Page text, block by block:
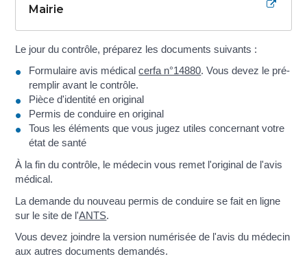
Mairie
Le jour du contrôle, préparez les documents suivants :
Formulaire avis médicalcerfa n°14880. Vous devez le pré-
remplir avant le contrôle.
Pièce d'identité en original
Permis de conduire en original
Tous les éléments que vous jugez utiles concernant votre
état de santé
À la fin du contrôle, le médecin vous remet l'original de l'avis
médical.
La demande du nouveau permis de conduire se fait en ligne
sur le site de l'ANTS.
Vous devez joindre la version numérisée de l'avis du médecin
aux autres documents demandés.